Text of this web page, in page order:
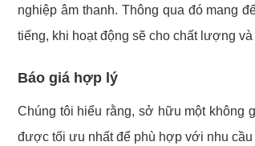
nghiệp âm thanh. Thông qua đó mang
tiếng, khi hoạt động sẽ cho chất lượng và
Báo giá hợp lý
Chúng tôi hiểu rằng, sở hữu một không
được tối ưu nhất để phù hợp với nhu